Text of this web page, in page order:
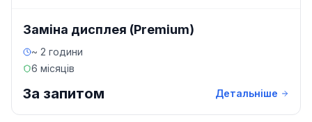
Заміна дисплея (Premium)
~ 2 години
6 місяців
За запитом Детальніше